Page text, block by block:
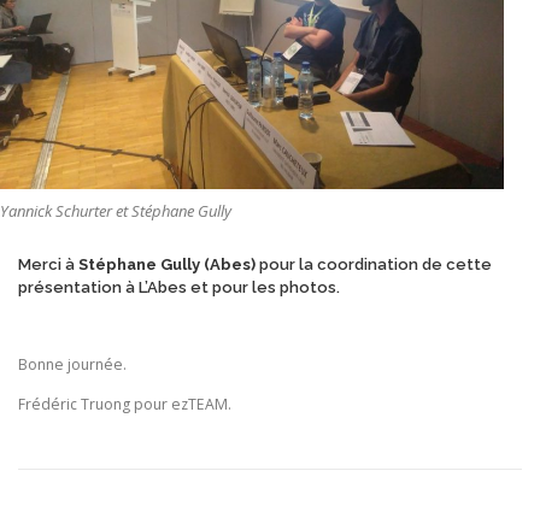
Yannick Schurter et Stéphane Gully
Merci à Stéphane Gully (Abes) pour la coordination de cette
présentation à L’Abes et pour les photos.
Bonne journée.
Frédéric Truong pour ezTEAM.